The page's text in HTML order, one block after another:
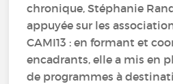
chronique, Stéphanie
appuyée sur les
CAMI13 : en formant et
encadrants, elle a mis en
de programmes à